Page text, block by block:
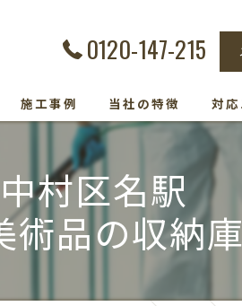
0120-147-215
施工事例 当社の特徴
防カビ
カビ取り専門
対
村区名駅
術品の収納庫